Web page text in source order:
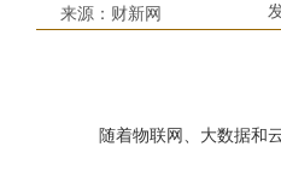
来源： 财新网
随着物联网、大数据和云